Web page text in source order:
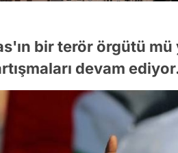
bir terör örgütü
devam